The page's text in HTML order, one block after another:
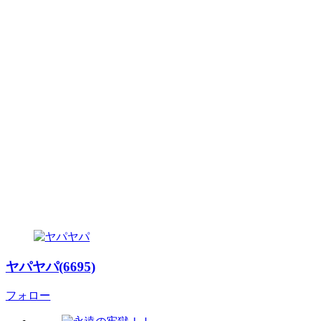
ヤパヤパ(6695)
フォロー